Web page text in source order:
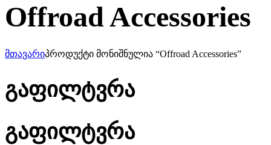
Offroad Accessories
მთავარიპროდუქტი მონიშნულია “Offroad Accessories”
გაფილტვრა
გაფილტვრა